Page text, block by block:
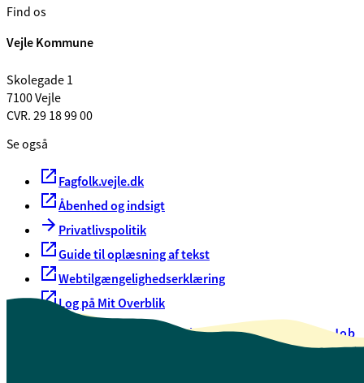
Find os
Vejle Kommune
Skolegade 1
7100 Vejle
CVR. 29 18 99 00
Se også
Fagfolk.vejle.dk
Åbenhed og indsigt
Privatlivspolitik
Guide til oplæsning af tekst
Webtilgængelighedserklæring
Log på Mit Overblik
Oversigt over selvbetjeningJob